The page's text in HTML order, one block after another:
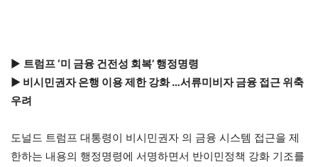
▶ 트럼프 ‘미 금융 건전성 회복’ 행정명령
▶ 비시민권자 은행 이용 제한 강화 …서류미비자 금융 접근 위축
우려
도널드 트럼프 대통령이 비시민권자 의 금융 시스템 접근을 제
한하는 내용의 행정명령에 서명하면서 반이민정책 강화 기조를